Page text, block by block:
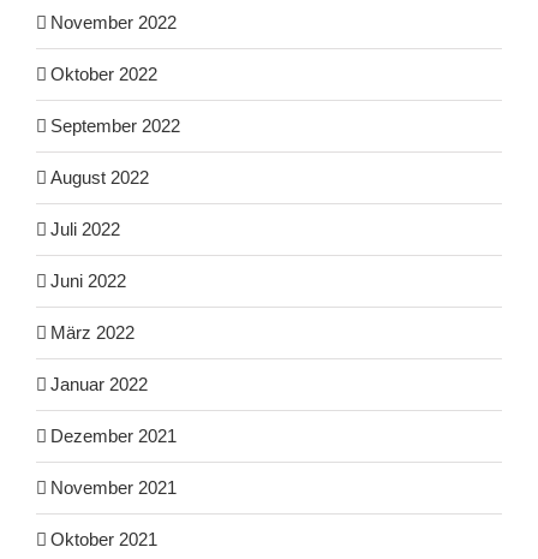
November 2022
Oktober 2022
September 2022
August 2022
Juli 2022
Juni 2022
März 2022
Januar 2022
Dezember 2021
November 2021
Oktober 2021